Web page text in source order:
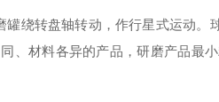
绕转盘轴转动，作行星式运动。
、材料各异的产品，研磨产品最